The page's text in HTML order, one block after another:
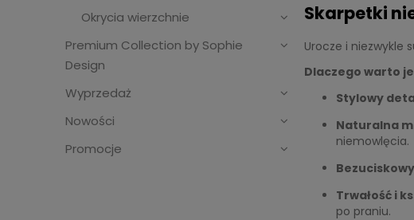
Okrycia wierzchnie
Premium Collection by Sophie
Design
Wyprzedaż
Nowości
Promocje
Skarpetki
Urocze i niezwykle
Dlaczego warto
Stylowy
Naturalna
niemowlęcia.
Trwałość i
po praniu.